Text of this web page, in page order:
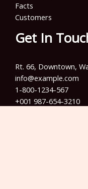
Facts
Customers
Get In
Rt. 66, Downtown,
info@example.com​
1-800-1234-567
+001 987-654-3210